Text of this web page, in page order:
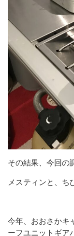
その結果、今回の
メスティンと、ち
今年、おおさかキ
ーフユニットギア